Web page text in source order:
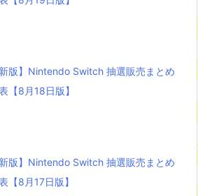
新版】Nintendo Switch 抽選販売まとめ
【8月18日版】
新版】Nintendo Switch 抽選販売まとめ
【8月17日版】